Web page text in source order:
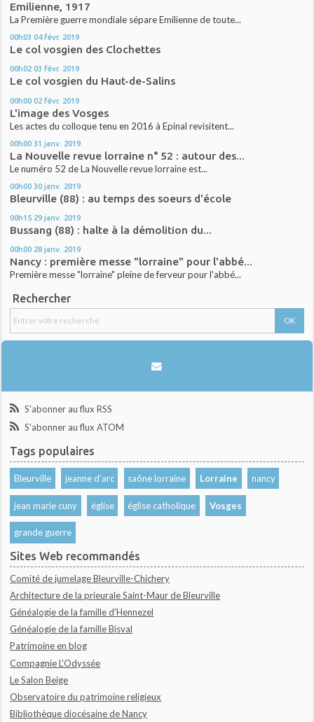
Emilienne, 1917
La Première guerre mondiale sépare Emilienne de toute...
00h03 04 févr. 2019
Le col vosgien des Clochettes
00h02 03 févr. 2019
Le col vosgien du Haut-de-Salins
00h00 02 févr. 2019
L'image des Vosges
Les actes du colloque tenu en 2016 à Epinal revisitent...
00h00 31 janv. 2019
La Nouvelle revue lorraine n° 52 : autour des...
Le numéro 52 de La Nouvelle revue lorraine est...
00h00 30 janv. 2019
Bleurville (88) : au temps des soeurs d'école
00h15 29 janv. 2019
Bussang (88) : halte à la démolition du...
00h00 28 janv. 2019
Nancy : première messe "lorraine" pour l'abbé...
Première messe "lorraine" pleine de ferveur pour l'abbé...
Rechercher
S'abonner au flux RSS
S'abonner au flux ATOM
Tags populaires
Bleurville jeanne d'arc saône lorraine Lorraine nancy
jean marie cuny église église catholique Vosges
grande guerre
Sites Web recommandés
Comité de jumelage Bleurville-Chichery
Architecture de la prieurale Saint-Maur de Bleurville
Généalogie de la famille d'Hennezel
Généalogie de la famille Bisval
Patrimoine en blog
Compagnie L'Odyssée
Le Salon Beige
Observatoire du patrimoine religieux
Bibliothèque diocésaine de Nancy